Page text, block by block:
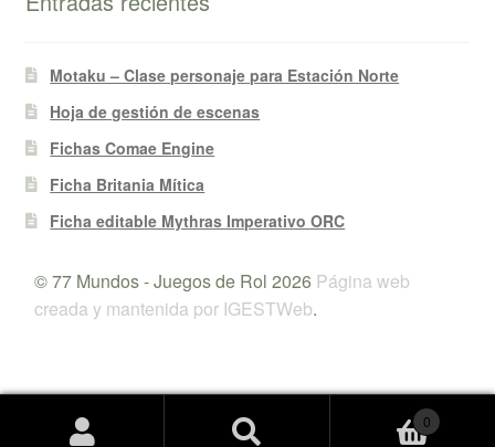
Motaku – Clase personaje para Estación Norte
Hoja de gestión de escenas
Fichas Comae Engine
Ficha Britania Mítica
Ficha editable Mythras Imperativo ORC
0
© 77 Mundos - Juegos de Rol 2026 Página web
creada y mantenida por IGESTWeb.